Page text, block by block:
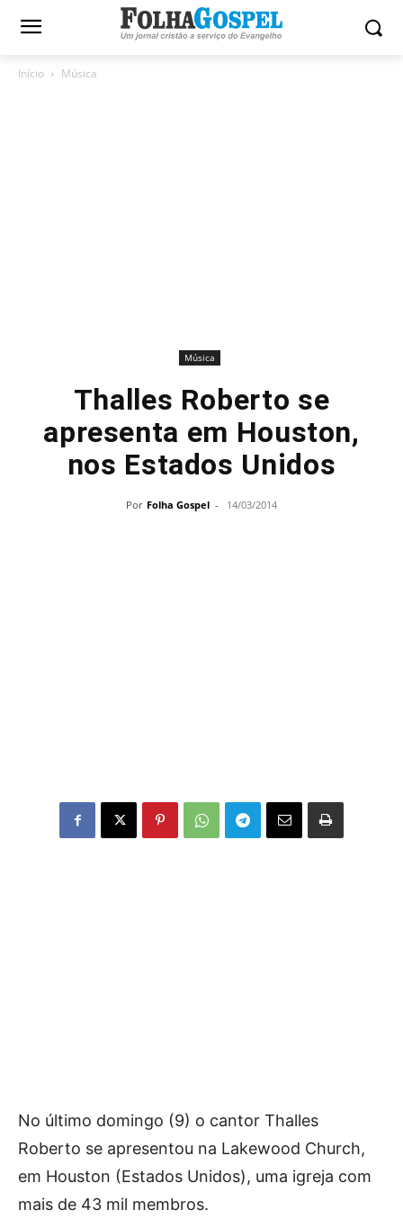
Início Música
Música
Thalles Roberto se
apresenta em Houston,
nos Estados Unidos
Por Folha Gospel - 14/03/2014
No último domingo (9) o cantor Thalles
Roberto se apresentou na Lakewood Church,
em Houston (Estados Unidos), uma igreja com
mais de 43 mil membros.